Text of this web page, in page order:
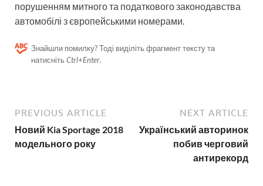
порушенням митного та податкового законодавства
автомобілі з європейськими номерами.
Знайшли помилку? Тоді виділіть фрагмент тексту та
натисніть Ctrl+Enter.
PREVIOUS ARTICLE
Новий Kia Sportage 2018
модельного року
NEXT ARTICLE
Український авторинок
побив черговий
антирекорд